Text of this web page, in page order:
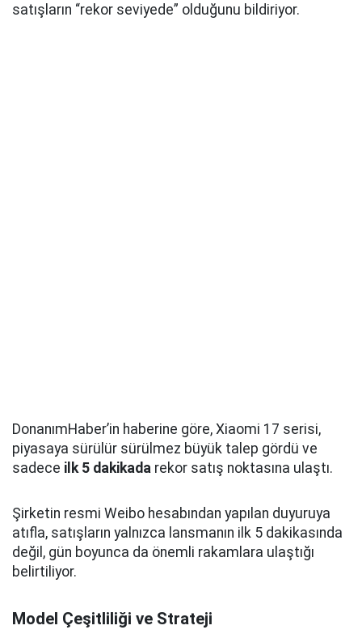
satışların “rekor seviyede” olduğunu bildiriyor.
DonanımHaber’in haberine göre, Xiaomi 17 serisi,
piyasaya sürülür sürülmez büyük talep gördü ve
sadece ilk 5 dakikada rekor satış noktasına ulaştı.
Şirketin resmi Weibo hesabından yapılan duyuruya
atıfla, satışların yalnızca lansmanın ilk 5 dakikasında
değil, gün boyunca da önemli rakamlara ulaştığı
belirtiliyor.
Model Çeşitliliği ve Strateji